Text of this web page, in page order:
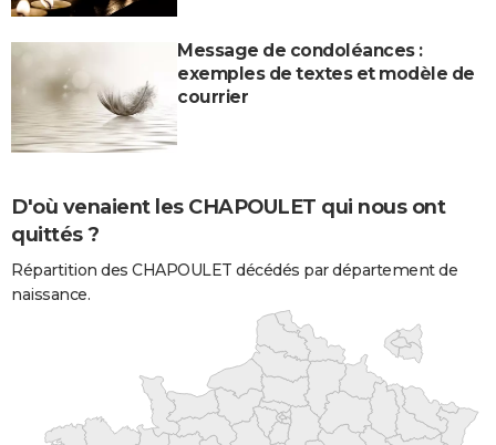
Message de condoléances :
exemples de textes et modèle de
courrier
D'où venaient les CHAPOULET qui nous ont
quittés ?
Répartition des CHAPOULET décédés par département de
naissance.